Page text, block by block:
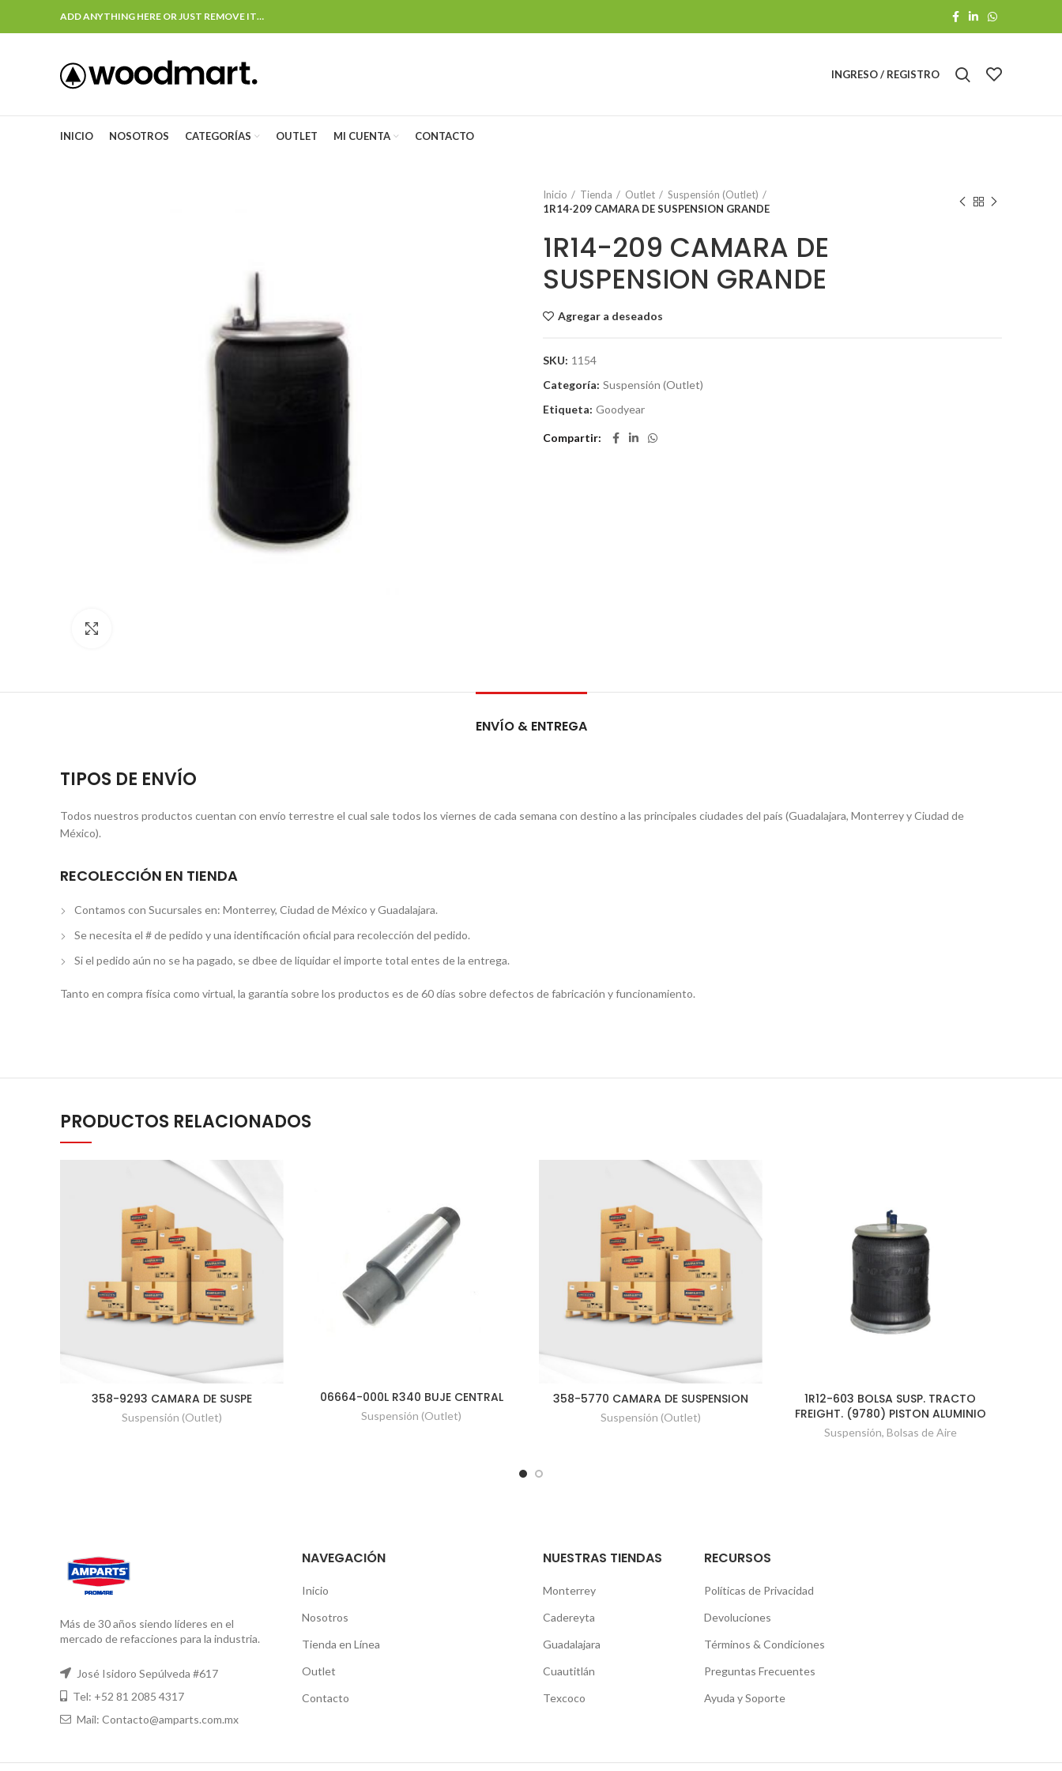
ADD ANYTHING HERE OR JUST REMOVE IT…
INGRESO / REGISTRO
INICIO NOSOTROS CATEGORÍAS OUTLET MI CUENTA CONTACTO
Inicio Tienda Outlet
Suspensión (Outlet)
1R14-209 CAMARA DE SUSPENSION GRANDE
1R14-209 CAMARA DE
SUSPENSION GRANDE
Agregar a deseados
SKU: 1154
Categoría: Suspensión (Outlet)
Etiqueta: Goodyear
Compartir
ENVÍO & ENTREGA
TIPOS DE ENVÍO
Todos nuestros productos cuentan con envío terrestre el cual sale todos los viernes de cada semana con destino a las principales ciudades del país (Guadalajara, Monterrey y Ciudad de
México).
RECOLECCIÓN EN TIENDA
Contamos con Sucursales en: Monterrey, Ciudad de México y Guadalajara.
Se necesita el # de pedido y una identificación oficial para recolección del pedido.
Si el pedido aún no se ha pagado, se dbee de liquidar el importe total entes de la entrega.
Tanto en compra física como virtual, la garantía sobre los productos es de 60 días sobre defectos de fabricación y funcionamiento.
PRODUCTOS RELACIONADOS
358-9293 CAMARA DE SUSPE
Suspensión (Outlet)
06664-000L R340 BUJE CENTRAL
Suspensión (Outlet)
358-5770 CAMARA DE SUSPENSION
Suspensión (Outlet)
1R12-603 BOLSA SUSP. TRACTO
FREIGHT. (9780) PISTON ALUMINIO
Suspensión, Bolsas de Aire
Más de 30 años siendo líderes en el
mercado de refacciones para la industria.
José Isidoro Sepúlveda #617
Tel: +52 81 2085 4317
Mail: Contacto@amparts.com.mx
NAVEGACIÓN
Inicio
Nosotros
Tienda en Línea
Outlet
Contacto
NUESTRAS TIENDAS
Monterrey
Cadereyta
Guadalajara
Cuautitlán
Texcoco
RECURSOS
Políticas de Privacidad
Devoluciones
Términos & Condiciones
Preguntas Frecuentes
Ayuda y Soporte